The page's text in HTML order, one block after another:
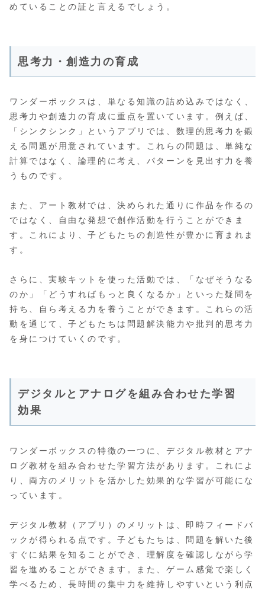
めていることの証と言えるでしょう。
思考力・創造力の育成
ワンダーボックスは、単なる知識の詰め込みではなく、
思考力や創造力の育成に重点を置いています。例えば、
「シンクシンク」というアプリでは、数理的思考力を鍛
える問題が用意されています。これらの問題は、単純な
計算ではなく、論理的に考え、パターンを見出す力を養
うものです。
また、アート教材では、決められた通りに作品を作るの
ではなく、自由な発想で創作活動を行うことができま
す。これにより、子どもたちの創造性が豊かに育まれま
す。
さらに、実験キットを使った活動では、「なぜそうなる
のか」「どうすればもっと良くなるか」といった疑問を
持ち、自ら考える力を養うことができます。これらの活
動を通じて、子どもたちは問題解決能力や批判的思考力
を身につけていくのです。
デジタルとアナログを組み合わせた学習
効果
ワンダーボックスの特徴の一つに、デジタル教材とアナ
ログ教材を組み合わせた学習方法があります。これによ
り、両方のメリットを活かした効果的な学習が可能にな
っています。
デジタル教材（アプリ）のメリットは、即時フィードバ
ックが得られる点です。子どもたちは、問題を解いた後
すぐに結果を知ることができ、理解度を確認しながら学
習を進めることができます。また、ゲーム感覚で楽しく
学べるため、長時間の集中力を維持しやすいという利点